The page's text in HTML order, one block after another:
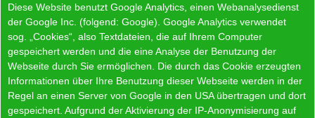
Diese Website benutzt Google Analytics, einen Webanalysedienst
der Google Inc. (folgend: Google). Google Analytics verwendet
sog. „Cookies“, also Textdateien, die auf Ihrem Computer
gespeichert werden und die eine Analyse der Benutzung der
Webseite durch Sie ermöglichen. Die durch das Cookie erzeugten
Informationen über Ihre Benutzung dieser Webseite werden in der
Regel an einen Server von Google in den USA übertragen und dort
gespeichert. Aufgrund der Aktivierung der IP-Anonymisierung auf